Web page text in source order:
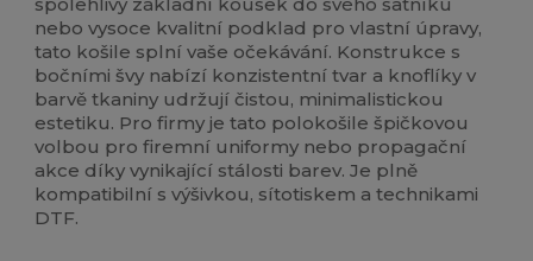
nebo vysoce kvalitní podklad pro vlastní úpravy,
tato košile splní vaše očekávání. Konstrukce s
bočními švy nabízí konzistentní tvar a knoflíky v
barvě tkaniny udržují čistou, minimalistickou
estetiku. Pro firmy je tato polokošile špičkovou
volbou pro firemní uniformy nebo propagační
akce díky vynikající stálosti barev. Je plně
kompatibilní s výšivkou, sítotiskem a technikami
DTF.